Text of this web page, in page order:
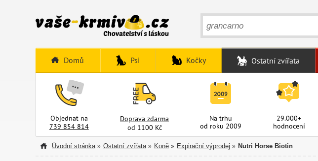
Domů Psi Kočky Ostatní zvířata
Objednat na
739 854 814
Doprava zdarma
od 1100 Kč
Na trhu
od roku 2009
29.000+
hodnocení
Úvodní stránka » Ostatní zvířata » Koně » Expirační výprodej » Nutri Horse Biotin